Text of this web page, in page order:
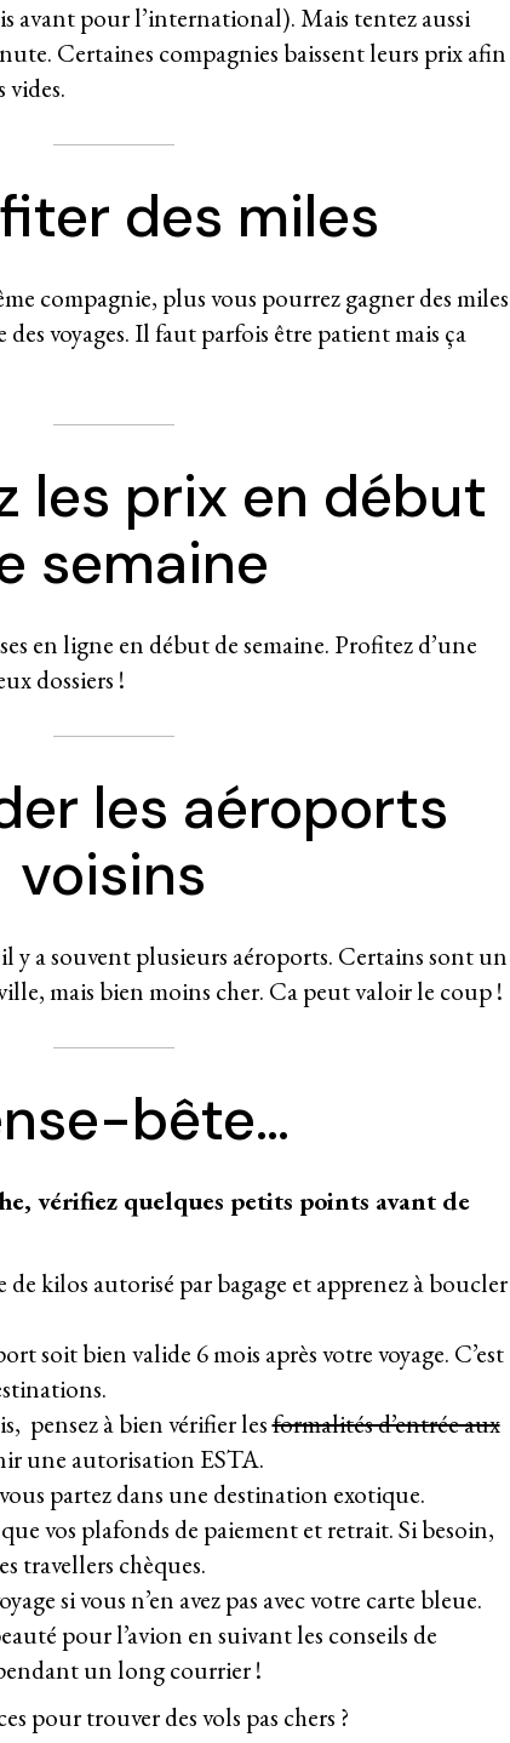
avant pour l’international). Mais tentez aussi
Certaines compagnies baissent leurs prix afin
vides.
des miles
compagnie, plus vous pourrez gagner des miles
voyages. Il faut parfois être patient mais ça
les prix en début
semaine
en ligne en début de semaine. Profitez d’une
dossiers !
les aéroports
voisins
y a souvent plusieurs aéroports. Certains sont un
mais bien moins cher. Ca peut valoir le coup !
bête…
vérifiez quelques petits points avant de
de kilos autorisé par bagage etapprenez à boucler
soit bien valide 6 mois après votre voyage. C’est
pensez à bien vérifier lesformalités d’entrée aux
une autorisation ESTA.
partez dans une destination exotique.
vos plafonds de paiement et retrait. Si besoin,
travellers chèques.
si vous n’en avez pas avec votre carte bleue.
pour l’avion en suivant les conseils de
un long courrier !
pour trouver des vols pas chers ?